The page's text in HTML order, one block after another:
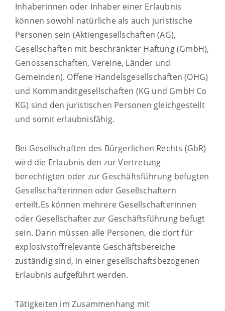
Inhaberinnen oder Inhaber einer Erlaubnis
können sowohl natürliche als auch juristische
Personen sein (Aktiengesellschaften (AG),
Gesellschaften mit beschränkter Haftung (GmbH),
Genossenschaften, Vereine, Länder und
Gemeinden). Offene Handelsgesellschaften (OHG)
und Kommanditgesellschaften (KG und GmbH Co
KG) sind den juristischen Personen gleichgestellt
und somit erlaubnisfähig.
Bei Gesellschaften des Bürgerlichen Rechts (GbR)
wird die Erlaubnis den zur Vertretung
berechtigten oder zur Geschäftsführung befugten
Gesellschafterinnen oder Gesellschaftern
erteilt.Es können mehrere Gesellschafterinnen
oder Gesellschafter zur Geschäftsführung befugt
sein. Dann müssen alle Personen, die dort für
explosivstoffrelevante Geschäftsbereiche
zuständig sind, in einer gesellschaftsbezogenen
Erlaubnis aufgeführt werden.
Tätigkeiten im Zusammenhang mit